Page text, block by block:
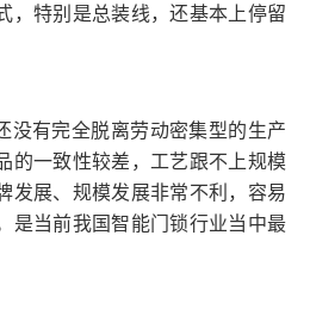
，特别是总装线，还基本上停留
有完全脱离劳动密集型的生产
的一致性较差，工艺跟不上规模
发展、规模发展非常不利，容易
是当前我国智能门锁行业当中最